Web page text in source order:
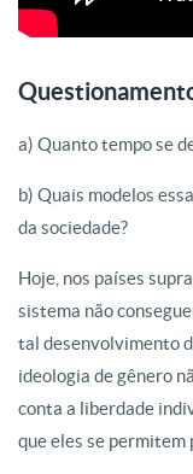
a) Quanto tempo se
b) Quais modelos
da sociedade?
Hoje, nos países
sistema não
tal desenvolvimento
ideologia de gênero
conta a liberdade
que eles se permitem